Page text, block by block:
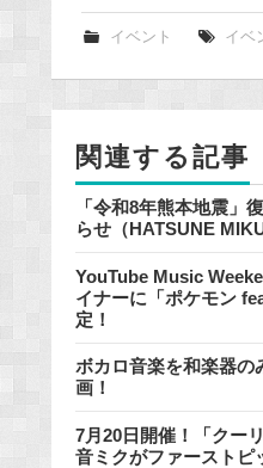
e
k
イベント イベ
関連する記事
「令和8年熊本地震」
らせ（HATSUNE
YouTube Music
イナーに「ポケモン
定！
ボカロ音楽を和楽器の
画！
7月20日開催！「クー
音ミクがファーストピ